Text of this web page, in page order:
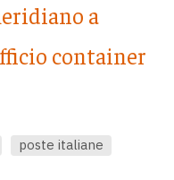
a
container
poste italiane